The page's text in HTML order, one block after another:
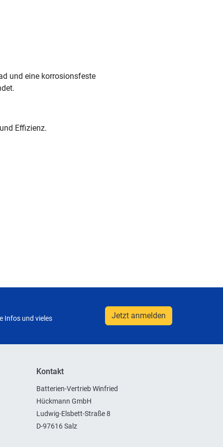
und eine korrosionsfeste
Effizienz.
Infos und vieles
Jetzt anmelden
Kontakt
Batterien-Vertrieb Winfried
Hückmann GmbH
Ludwig-Elsbett-Straße 8
D-97616 Salz